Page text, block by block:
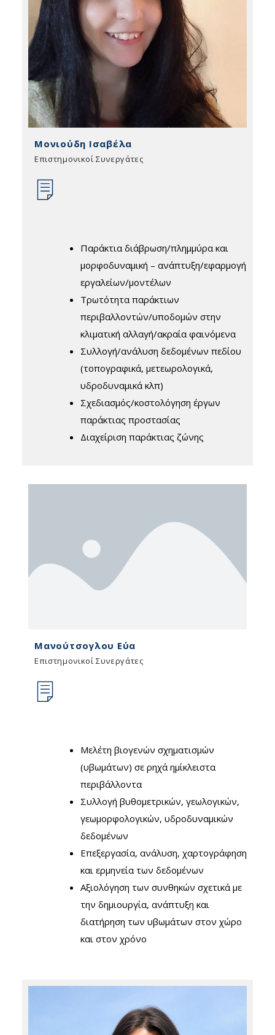
Μονιούδη Ισαβέλα
Επιστημονικοί Συνεργάτες
Παράκτια διάβρωση/πλημμύρα και
μορφοδυναμική – ανάπτυξη/εφαρμογή
εργαλείων/μοντέλων
Τρωτότητα παράκτιων
περιβαλλοντών/υποδομών στην
κλιματική αλλαγή/ακραία φαινόμενα
Συλλογή/ανάλυση δεδομένων πεδίου
(τοπογραφικά, μετεωρολογικά,
υδροδυναμικά κλπ)
Σχεδιασμός/κοστολόγηση έργων
παράκτιας προστασίας
Διαχείριση παράκτιας ζώνης
Μανούτσογλου Εύα
Επιστημονικοί Συνεργάτες
Μελέτη βιογενών σχηματισμών
(υβωμάτων) σε ρηχά ημίκλειστα
περιβάλλοντα
Συλλογή βυθομετρικών, γεωλογικών,
γεωμορφολογικών, υδροδυναμικών
δεδομένων
Επεξεργασία, ανάλυση, χαρτογράφηση
και ερμηνεία των δεδομένων
Αξιολόγηση των συνθηκών σχετικά με
την δημιουργία, ανάπτυξη και
διατήρηση των υβωμάτων στον χώρο
και στον χρόνο